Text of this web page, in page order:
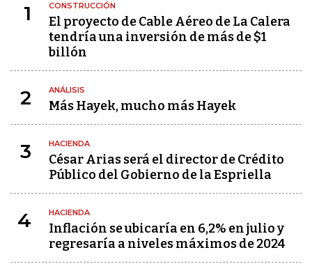
1 CONSTRUCCIÓN
El proyecto de Cable Aéreo de La Calera
tendría una inversión de más de $1
billón
2 ANÁLISIS
Más Hayek, mucho más Hayek
3 HACIENDA
César Arias será el director de Crédito
Público del Gobierno de la Espriella
4 HACIENDA
Inflación se ubicaría en 6,2% en julio y
regresaría a niveles máximos de 2024